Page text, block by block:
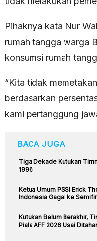
Pihaknya kata Nur
rumah tangga warga
konsumsi rumah
“Kita tidak
berdasarkan
kami pertanggung
BACA JUGA
Tiga Dekade Kutukan
1996
Ketua Umum PSSI Erick
Indonesia Gagal ke
Kutukan Belum Berakhir,
Piala AFF 2026 Usai